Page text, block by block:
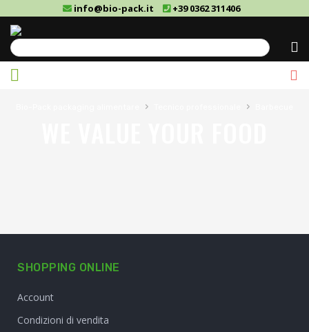
info@bio-pack.it +39 0362 311406
› ›
SHOPPING ONLINE
Account
Condizioni di vendita